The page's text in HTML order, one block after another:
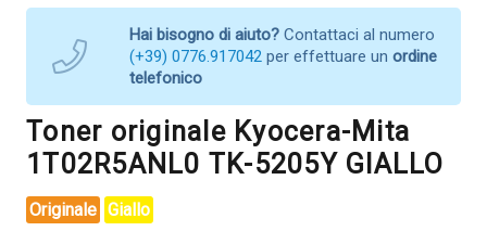
Hai bisogno di aiuto? Contattaci al numero
(+39) 0776.917042 per effettuare un ordine
telefonico
Toner originale Kyocera-Mita
1T02R5ANL0 TK-5205Y GIALLO
Originale Giallo